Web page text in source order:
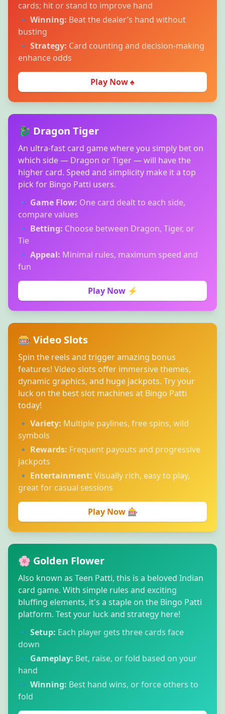
cards; hit or stand to improve hand
🔹 Winning: Beat the dealer’s hand without
busting
🔹 Strategy: Card counting and decision-making
enhance odds
Play Now ♠️
🐉 Dragon Tiger
An ultra-fast card game where you simply bet on
which side — Dragon or Tiger — will have the
higher card. Speed and simplicity make it a top
pick for Bingo Patti users.
🔹 Game Flow: One card dealt to each side,
compare values
🔹 Betting: Choose between Dragon, Tiger, or
Tie
🔹 Appeal: Minimal rules, maximum speed and
fun
Play Now ⚡
🎰 Video Slots
Spin the reels and trigger amazing bonus
features! Video slots offer immersive themes,
dynamic graphics, and huge jackpots. Try your
luck on the best slot machines at Bingo Patti
today!
🔹 Variety: Multiple paylines, free spins, wild
symbols
🔹 Rewards: Frequent payouts and progressive
jackpots
🔹 Entertainment: Visually rich, easy to play,
great for casual sessions
Play Now 🎰
🌸 Golden Flower
Also known as Teen Patti, this is a beloved Indian
card game. With simple rules and exciting
bluffing elements, it's a staple on the Bingo Patti
platform. Test your luck and strategy here!
🔹 Setup: Each player gets three cards face
down
🔹 Gameplay: Bet, raise, or fold based on your
hand
🔹 Winning: Best hand wins, or force others to
fold